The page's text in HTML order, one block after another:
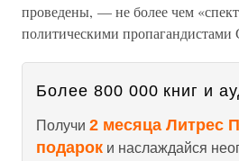
проведены, — не более чем
политическими пропагандистами
Более 800 000 книг и
Получи 2 месяца Литрес
подарок и наслаждайся